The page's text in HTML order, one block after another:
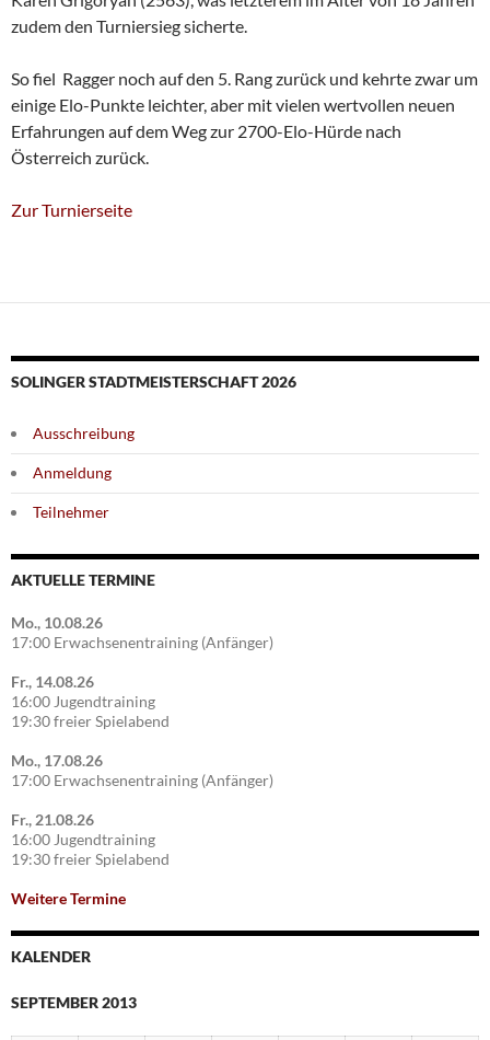
zudem den Turniersieg sicherte.
So fiel Ragger noch auf den 5. Rang zurück und kehrte zwar um
einige Elo-Punkte leichter, aber mit vielen wertvollen neuen
Erfahrungen auf dem Weg zur 2700-Elo-Hürde nach
Österreich zurück.
Zur Turnierseite
SOLINGER STADTMEISTERSCHAFT 2026
Ausschreibung
Anmeldung
Teilnehmer
AKTUELLE TERMINE
Mo., 10.08.26
17:00 Erwachsenentraining (Anfänger)
Fr., 14.08.26
16:00 Jugendtraining
19:30 freier Spielabend
Mo., 17.08.26
17:00 Erwachsenentraining (Anfänger)
Fr., 21.08.26
16:00 Jugendtraining
19:30 freier Spielabend
Weitere Termine
KALENDER
SEPTEMBER 2013